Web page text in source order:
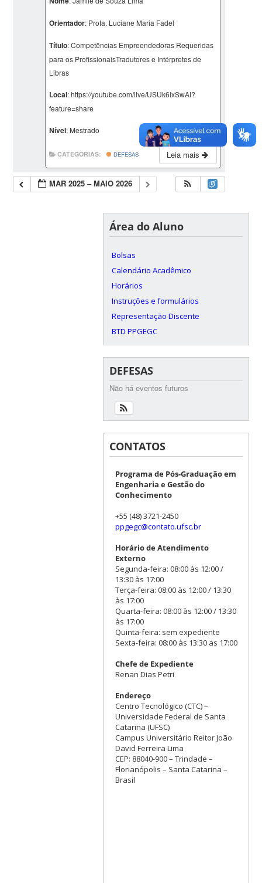
Orientador: Profa. Luciane Maria Fadel
Título: Competências Empreendedoras Requeridas
para os ProfissionaisTradutores e Intérpretes de
Libras
Local: https://youtube.com/live/USUk6IxSwAI?
feature=share
Nível: Mestrado
Leia mais
CATEGORIAS: DEFESAS
MAR 2025 – MAIO 2026
Área do Aluno
Bolsas
Calendário Acadêmico
Horários
Instruções e formulários
Representação Discente
BTD PPGEGC
DEFESAS
Não há eventos futuros
CONTATOS
Programa de Pós-Graduação em
Engenharia e Gestão do
Conhecimento
+55 (48) 3721-2450
ppgegc@contato.ufsc.br
Horário de Atendimento
Externo
Segunda-feira: 08:00 às 12:00 /
13:30 às 17:00
Terça-feira: 08:00 às 12:00 / 13:30
às 17:00
Quarta-feira: 08:00 às 12:00 / 13:30
às 17:00
Quinta-feira: sem expediente
Sexta-feira: 08:00 às 13:30 as 17:00
Chefe de Expediente
Renan Dias Petri
Endereço
Centro Tecnológico (CTC) –
Universidade Federal de Santa
Catarina (UFSC)
Campus Universitário Reitor João
David Ferreira Lima
CEP: 88040-900 – Trindade –
Florianópolis – Santa Catarina –
Brasil